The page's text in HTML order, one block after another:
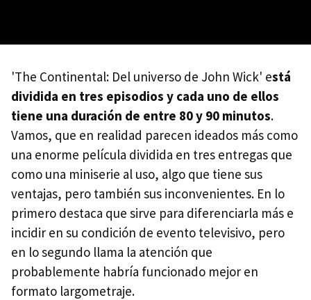
'The Continental: Del universo de John Wick' está
dividida en tres episodios y cada uno de ellos
tiene una duración de entre 80 y 90 minutos.
Vamos, que en realidad parecen ideados más como
una enorme película dividida en tres entregas que
como una miniserie al uso, algo que tiene sus
ventajas, pero también sus inconvenientes. En lo
primero destaca que sirve para diferenciarla más e
incidir en su condición de evento televisivo, pero
en lo segundo llama la atención que
probablemente habría funcionado mejor en
formato largometraje.